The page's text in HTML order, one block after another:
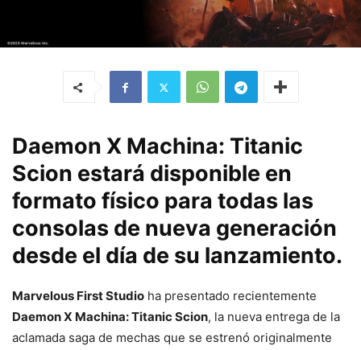
Daemon X Machina: Titanic
Scion estará disponible en
formato físico para todas las
consolas de nueva generación
desde el día de su lanzamiento.
Marvelous First Studio ha presentado recientemente
Daemon X Machina: Titanic Scion, la nueva entrega de la
aclamada saga de mechas que se estrenó originalmente